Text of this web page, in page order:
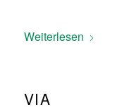
Weiterlesen
VIA